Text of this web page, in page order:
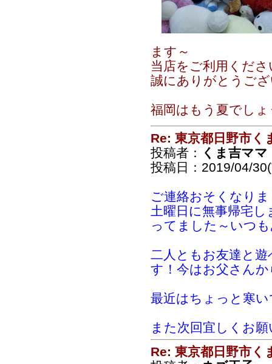
ます～
当店をご利用くだ
誠にありがとうご
福岡はもう夏でし
Re: 東京都日野市く
投稿者：
くま吉ママ
投稿日：2019/04/
ご連絡おそくなり
土曜日に無事帰宅
ってました～いつ
二人ともお友達と
す！今はお父さん
最近はちょっと寒
また次回宜しくお
Re: 東京都日野市く